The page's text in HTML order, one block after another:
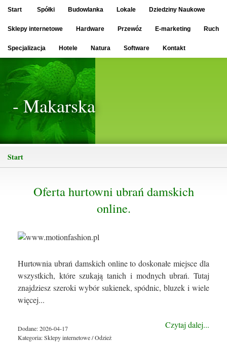
Start Spółki Budowlanka Lokale Dziedziny Naukowe
Sklepy internetowe Hardware Przewóz E-marketing Ruch
Specjalizacja Hotele Natura Software Kontakt
- Makarska
Start
Oferta hurtowni ubrań damskich
online.
Hurtownia ubrań damskich online to doskonałe miejsce dla
wszystkich, które szukają tanich i modnych ubrań. Tutaj
znajdziesz szeroki wybór sukienek, spódnic, bluzek i wiele
więcej...
Czytaj dalej...
Dodane: 2026-04-17
Kategoria: Sklepy internetowe / Odzież